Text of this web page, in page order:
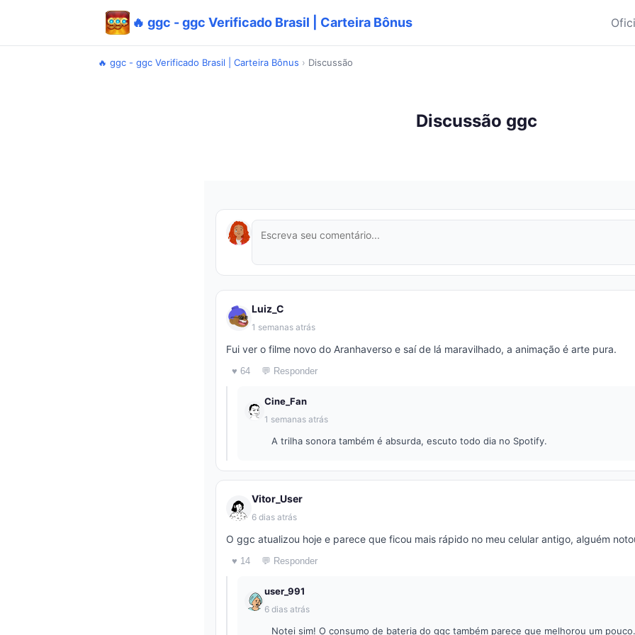
🔥 ggc - ggc Verificado Brasil | Carteira Bônus
🔥 ggc - ggc Verificado Brasil | Carteira Bônus › Discussão
Discussão ggc
Luiz_C
1 semanas atrás
Fui ver o filme novo do Aranhaverso e saí de lá maravilhado, a animação é arte pura.
♥ 64 💬 Responder
Cine_Fan
1 semanas atrás
A trilha sonora também é absurda, escuto todo dia no Spotify.
Vitor_User
6 dias atrás
O ggc atualizou hoje e parece que ficou mais rápido no meu celular antigo, alguém
♥ 14 💬 Responder
user_991
6 dias atrás
Notei sim! O consumo de bateria do ggc também parece que melhorou um pouco.